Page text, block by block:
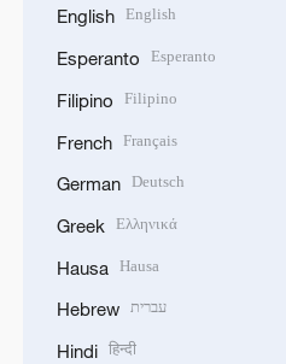
English English
Esperanto Esperanto
Filipino Filipino
French Français
German Deutsch
Greek Ελληνικά
Hausa Hausa
Hebrew עברית
Hindi हिन्दी